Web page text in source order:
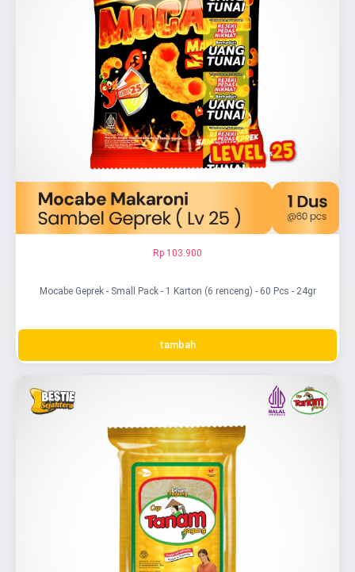
Rp 103.900
Mocabe Geprek - Small Pack - 1 Karton (6 renceng) - 60 Pcs - 24gr
tambah